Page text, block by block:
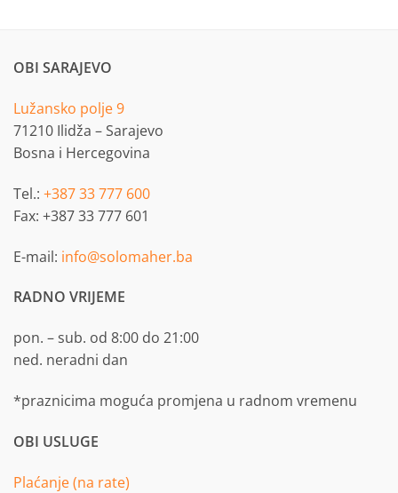
OBI SARAJEVO
Lužansko polje 9
71210 Ilidža – Sarajevo
Bosna i Hercegovina
Tel.: +387 33 777 600
Fax: +387 33 777 601
E-mail: info@solomaher.ba
RADNO VRIJEME
pon. – sub. od 8:00 do 21:00
ned. neradni dan
*praznicima moguća promjena u radnom vremenu
OBI USLUGE
Plaćanje (na rate)